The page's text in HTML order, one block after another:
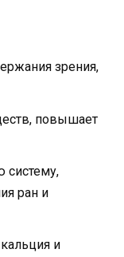
зрения,
повышает
систему,
ран и
и